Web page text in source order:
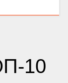
10